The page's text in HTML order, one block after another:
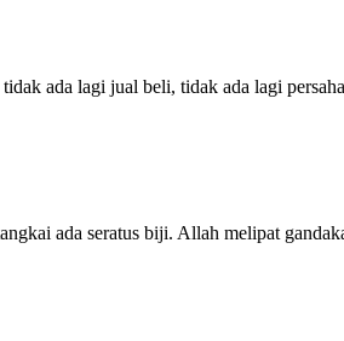
ada lagi jual beli, tidak ada lagi
ada seratus biji. Allah melipat